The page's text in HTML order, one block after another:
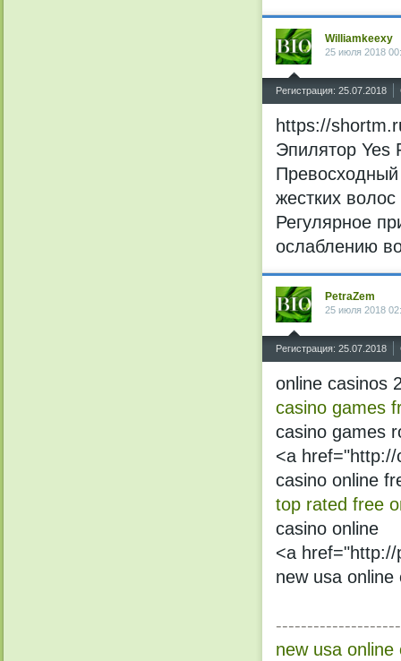
Williamkeexy
25 июля 2018
Регистрация: 25.07.2018
https://
Эпилятор Yes
жестких
Регулярное
ослаблению
PetraZem
25 июля 2018
Регистрация: 25.07.2018
online casinos
casino games
casino games
<a href="http://
casino online
top rated free
casino online
<a href="http://
new usa online
--------------------
new usa online